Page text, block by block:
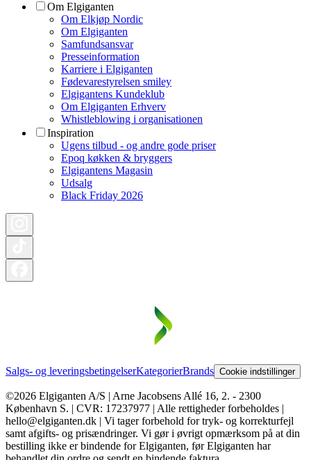
Om Elgiganten
Om Elkjøp Nordic
Om Elgiganten
Samfundsansvar
Presseinformation
Karriere i Elgiganten
Fødevarestyrelsen smiley
Elgigantens Kundeklub
Om Elgiganten Erhverv
Whistleblowing i organisationen
Inspiration
Ugens tilbud - og andre gode priser
Epoq køkken & bryggers
Elgigantens Magasin
Udsalg
Black Friday 2026
Salgs- og leveringsbetingelserKategorierBrands Cookie indstillinger
©2026 Elgiganten A/S | Arne Jacobsens Allé 16, 2. - 2300
København S. | CVR: 17237977 | Alle rettigheder forbeholdes |
hello@elgiganten.dk | Vi tager forbehold for tryk- og korrekturfejl
samt afgifts- og prisændringer. Vi gør i øvrigt opmærksom på at din
bestilling ikke er bindende for Elgiganten, før Elgiganten har